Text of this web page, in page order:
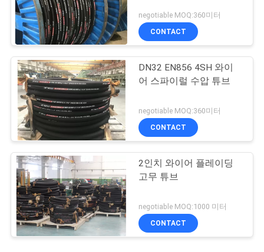
negotiable MOQ:360미터
CONTACT
DN32 EN856 4SH 와이
어 스파이럴 수압 튜브
negotiable MOQ:360미터
CONTACT
2인치 와이어 플레이딩
고무 튜브
negotiable MOQ:1000 미터
CONTACT